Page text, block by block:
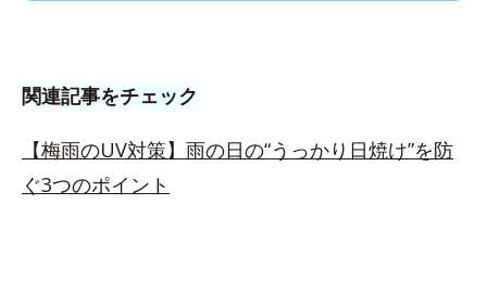
関連記事をチェック
【梅雨のUV対策】雨の日の“うっかり日焼け”を防
ぐ3つのポイント